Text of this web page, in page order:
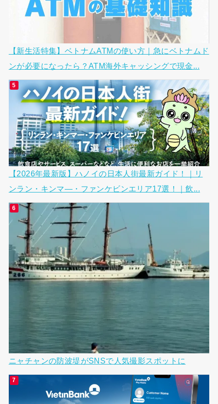
【新生活特集】ベトナムATMの使い方｜急にベトナムド
ンが必要になったら？ATM海外キャッシングで現金...
【2026年最新版】ハノイの日本人街最新ガイド！｜リ
ンラン・キンマ―・ファンケビンエリア17選！｜飲...
ニャチャンの防波堤がSNSで人気撮影スポットに